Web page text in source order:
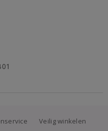
Veilig winkelen